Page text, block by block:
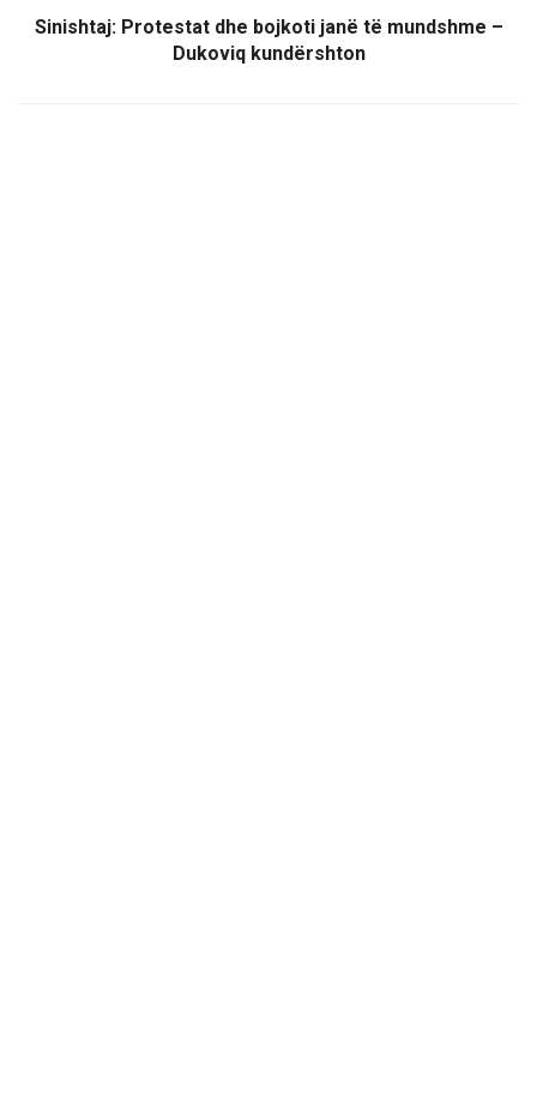
Sinishtaj: Protestat dhe bojkoti janë të mundshme –
Dukoviq kundërshton